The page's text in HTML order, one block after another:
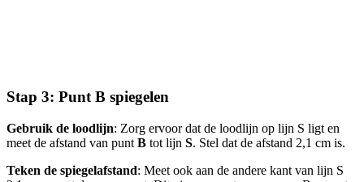
Stap 3: Punt B spiegelen
Gebruik de loodlijn: Zorg ervoor dat de loodlijn op lijn S ligt en
meet de afstand van punt B tot lijn S. Stel dat de afstand 2,1 cm is.
Teken de spiegelafstand: Meet ook aan de andere kant van lijn S